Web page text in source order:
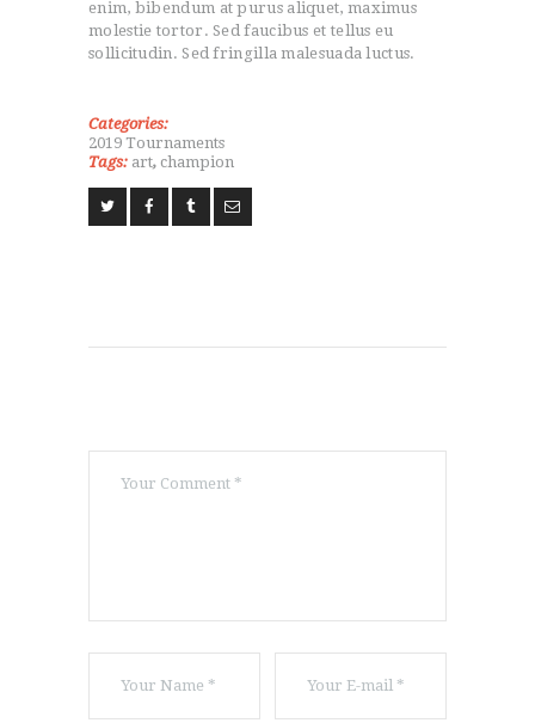
enim, bibendum at purus aliquet, maximus
molestie tortor. Sed faucibus et tellus eu
sollicitudin. Sed fringilla malesuada luctus.
Categories:
2019 Tournaments
Tags: art, champion